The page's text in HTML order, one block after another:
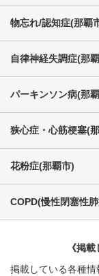
物忘れ/認知症(那覇
自律神経失調症(那
パーキンソン病(那
狭心症・心筋梗塞(
花粉症(那覇市)
COPD(慢性閉塞性
《掲
掲載している各種